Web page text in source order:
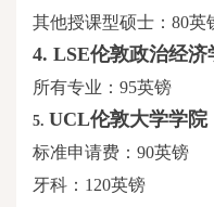
其他授课型硕士： 80英
4. LSE伦敦政治经济
所有专业： 95英镑
5. UCL伦敦大学学院
标准申请费： 90英镑
牙科： 120英镑